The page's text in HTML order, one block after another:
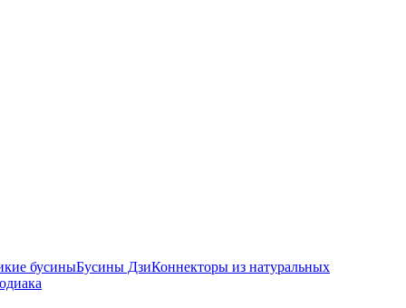
бусиныБусины ДзиКоннекторы из натуральных